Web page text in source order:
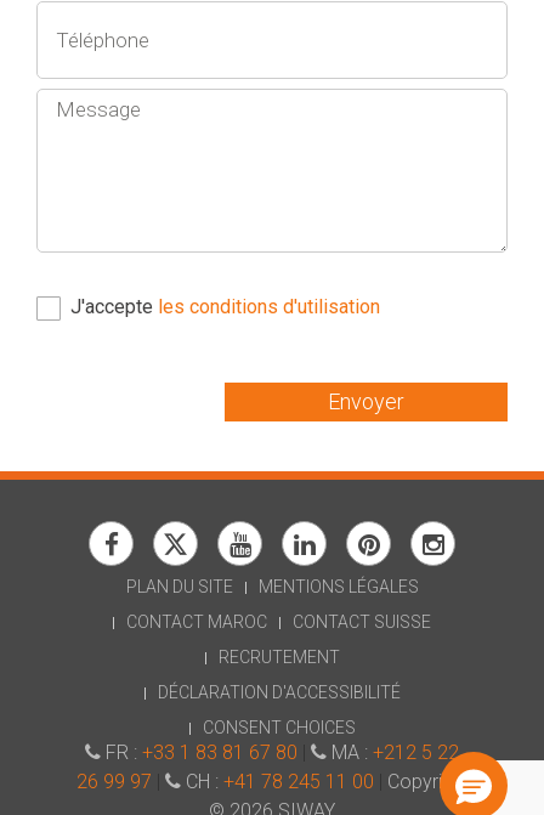
J'accepte les conditions d'utilisation
Envoyer
Je suis l'assistant IA de SIWAY pour vous orienter !
PLAN DU SITE
MENTIONS LÉGALES
CONTACT MAROC
CONTACT SUISSE
RECRUTEMENT
DÉCLARATION D'ACCESSIBILITÉ
CONSENT CHOICES
FR : +33 1 83 81 67 80 MA : +212 5 22
26 99 97
CH : +41 78 245 11 00
Copyright